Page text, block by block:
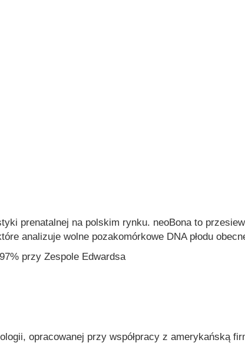
prenatalnej na polskim rynku. neoBona to
analizuje wolne pozakomórkowe DNA płodu
przy Zespole Edwardsa
opracowanej przy współpracy z amerykańską